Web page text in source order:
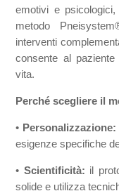
emotivi e
metodo
interventi
consente al
vita.
Perché scegliere il
• Personalizzazione:
esigenze specifiche
• Scientificità: il
solide e utilizza